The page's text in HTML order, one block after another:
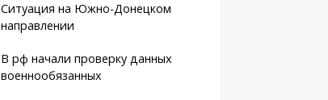
Ситуация на Южно-Донецком
направлении
В рф начали проверку данных
военнообязанных